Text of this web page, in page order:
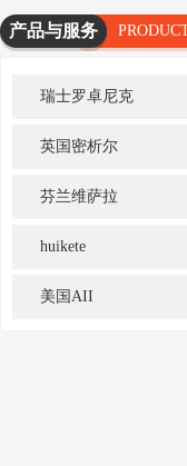
产品与服务
SERVICES
瑞士罗卓尼克
英国密析尔
芬兰维萨拉
huikete
美国AII